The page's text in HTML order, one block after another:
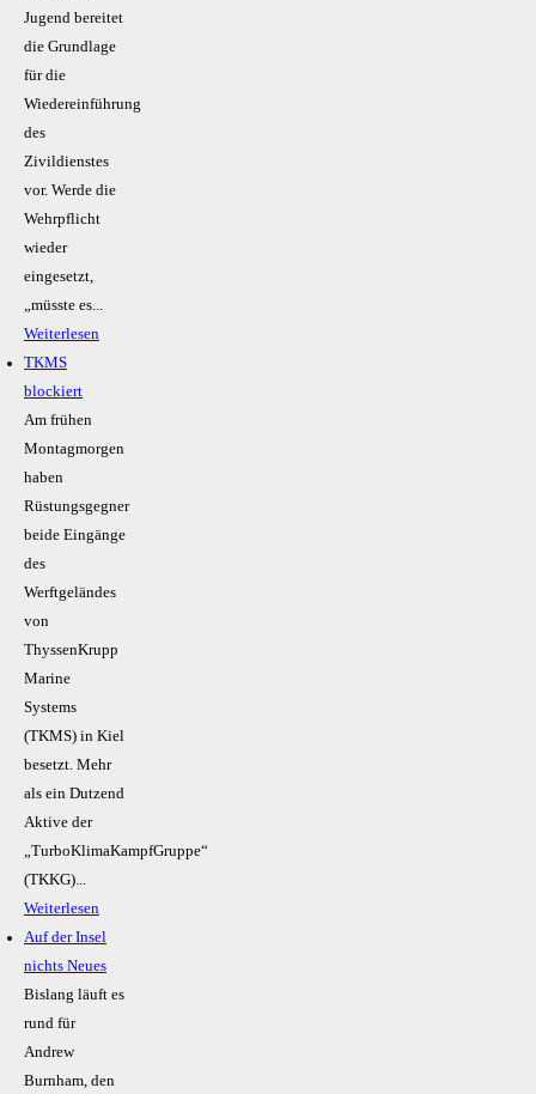
Jugend bereitet
die Grundlage
für die
Wiedereinführung
des
Zivildienstes
vor. Werde die
Wehrpflicht
wieder
eingesetzt,
„müsste es...
Weiterlesen
TKMS
blockiert
Am frühen
Montagmorgen
haben
Rüstungsgegner
beide Eingänge
des
Werftgeländes
von
ThyssenKrupp
Marine
Systems
(TKMS) in Kiel
besetzt. Mehr
als ein Dutzend
Aktive der
„TurboKlimaKampfGruppe“
(TKKG)...
Weiterlesen
Auf der Insel
nichts Neues
Bislang läuft es
rund für
Andrew
Burnham, den